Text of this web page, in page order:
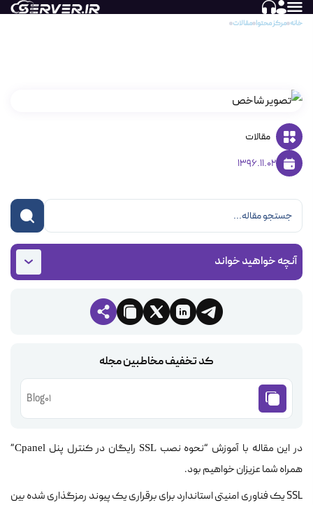
خانه مرکز محتوا مقالات
مقالات
1396.11.02
آنچه خواهید خواند
کد تخفیف مخاطبین مجله
Blog01
در این مقاله با آموزش “نحوه نصبSSL رایگان در کنترل پنل Cpanel
”
همراه شما عزیزان خواهیم بود.
SSL یک فناوری امنیتی استاندارد برای برقراری یک پیوند رمزگذاری شده بین